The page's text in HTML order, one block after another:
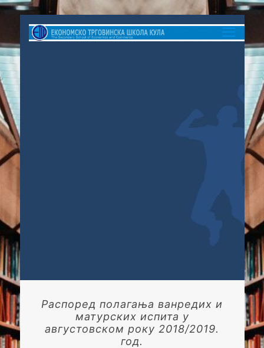
Распоред полагања ванредих и
матурских испита у
августовском року 2018/2019.
год.